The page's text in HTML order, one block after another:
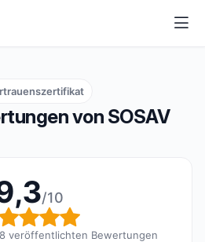
10
von SOSAV
/10
9,3
veröffentlichten Bewertungen